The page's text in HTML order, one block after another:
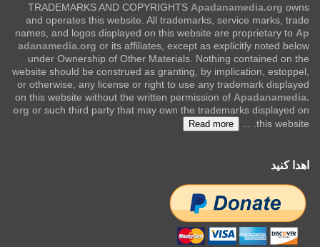
TRADEMARKS AND COPYRIGHTS Apadanamedia.org owns
and operates this website. All trademarks, service marks, trade
names, and logos displayed on this website are proprietary to Ap
adanamedia.org or its affiliates, except as explicitly noted below
under Ownership of Other Materials. Nothing contained on the
website should be construed as granting, by implication, estoppel,
or otherwise, any license or right to use any trademark displayed
on this website without the written permission of Apadanamedia.
org or such third party that may own the trademarks displayed on
this website.
Read more
اهدا کنید